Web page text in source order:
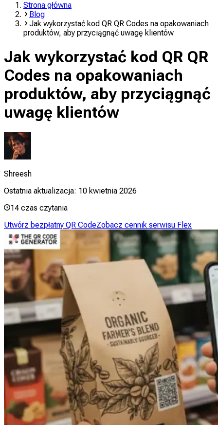
Strona główna
Blog
Jak wykorzystać kod QR QR Codes na opakowaniach
produktów, aby przyciągnąć uwagę klientów
Jak wykorzystać kod QR QR
Codes na opakowaniach
produktów, aby przyciągnąć
uwagę klientów
Shreesh
Ostatnia aktualizacja: 10 kwietnia 2026
14 czas czytania
Utwórz bezpłatny QR CodeZobacz cennik serwisu Flex